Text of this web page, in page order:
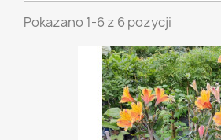
Pokazano 1-6 z 6 pozycji